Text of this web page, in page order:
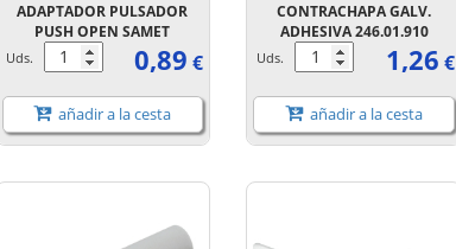
ADAPTADOR PULSADOR
PUSH OPEN SAMET
Uds. 0,89 €
añadir a la cesta
CONTRACHAPA GALV.
ADHESIVA 246.01.910
Uds. 1,26 €
añadir a la cesta